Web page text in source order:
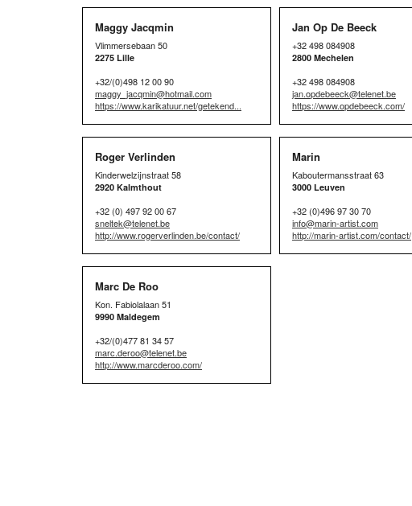
Maggy Jacqmin
Vlimmersebaan 50
2275 Lille
+32/(0)498 12 00 90
maggy_jacqmin@hotmail.com
https://www.karikatuur.net/getekend...
Jan Op De Beeck
+32 498 084908
2800 Mechelen
+32 498 084908
jan.opdebeeck@telenet.be
https://www.opdebeeck.com/
Roger Verlinden
Kinderwelzijnstraat 58
2920 Kalmthout
+32 (0) 497 92 00 67
sneltek@telenet.be
http://www.rogerverlinden.be/contact/
Marin
Kaboutermansstraat 63
3000 Leuven
+32 (0)496 97 30 70
info@marin-artist.com
http://marin-artist.com/contact/
Marc De Roo
Kon. Fabiolalaan 51
9990 Maldegem
+32/(0)477 81 34 57
marc.deroo@telenet.be
http://www.marcderoo.com/